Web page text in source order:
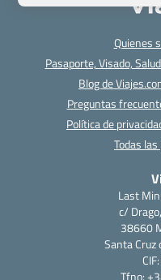
Quienes
Pasaporte, Visado,
Blog de
Preguntas
Política de
Todas
Last
c/
38660
Santa Cruz
Tfno: